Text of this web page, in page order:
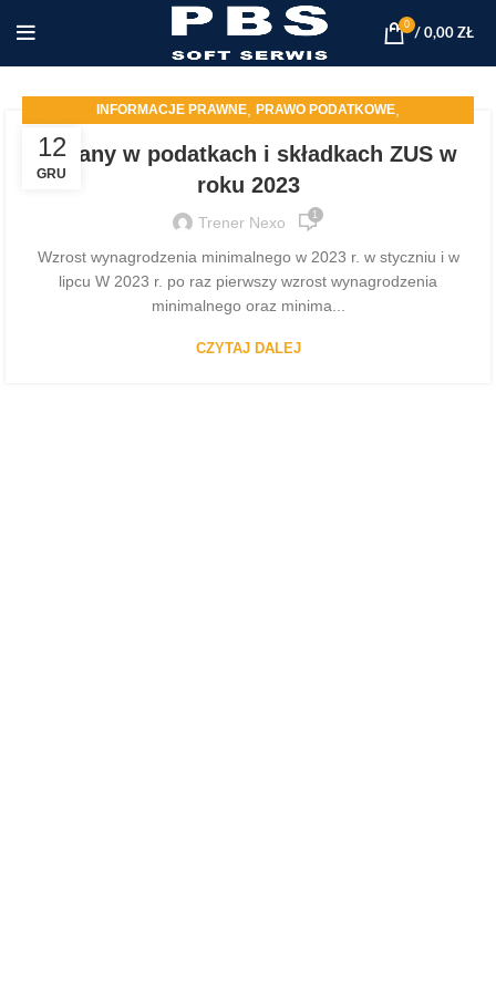
0
/ 0,00 ZŁ
12
GRU
INFORMACJE PRAWNE PRAWO PODATKOWE
Zmiany w podatkach i składkach ZUS w
roku 2023
Trener Nexo 1
Wzrost wynagrodzenia minimalnego w 2023 r. w styczniu i w
lipcu W 2023 r. po raz pierwszy wzrost wynagrodzenia
minimalnego oraz minima...
CZYTAJ DALEJ